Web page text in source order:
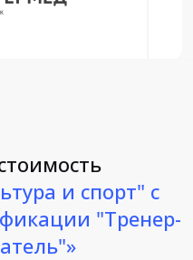
и спорт" с
"Тренер-